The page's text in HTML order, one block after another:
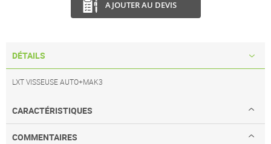
AJOUTER AU DEVIS
DÉTAILS
LXT VISSEUSE AUTO+MAK3
CARACTÉRISTIQUES
COMMENTAIRES